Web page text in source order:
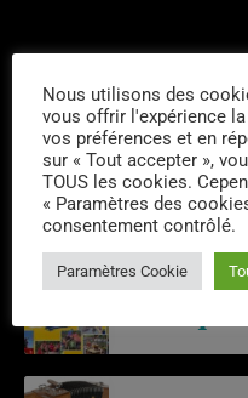
DERNIERS
Nous utilisons des
vous offrir l'expérience
vos préférences et en
sur « Tout accepter »,
TOUS les cookies.
« Paramètres des
consentement contrôlé.
Paramètres Cookie